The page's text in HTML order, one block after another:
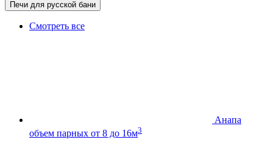
Печи для русской бани
Смотреть все
Анапа
объем парных от 8 до 16м3